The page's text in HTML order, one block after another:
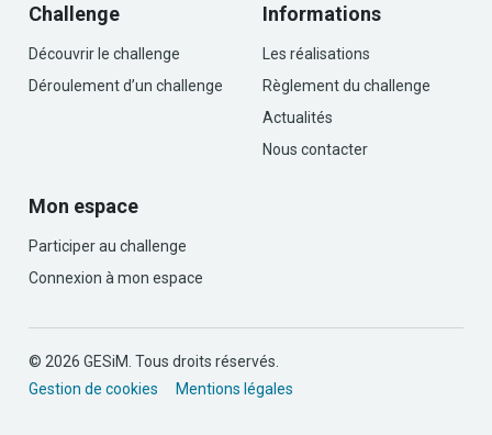
Challenge
Découvrir le challenge
Déroulement d’un challenge
Informations
Les réalisations
Règlement du challenge
Actualités
Nous contacter
Mon espace
Participer au challenge
Connexion à mon espace
© 2026 GESiM. Tous droits réservés.
Gestion de cookies
Mentions légales